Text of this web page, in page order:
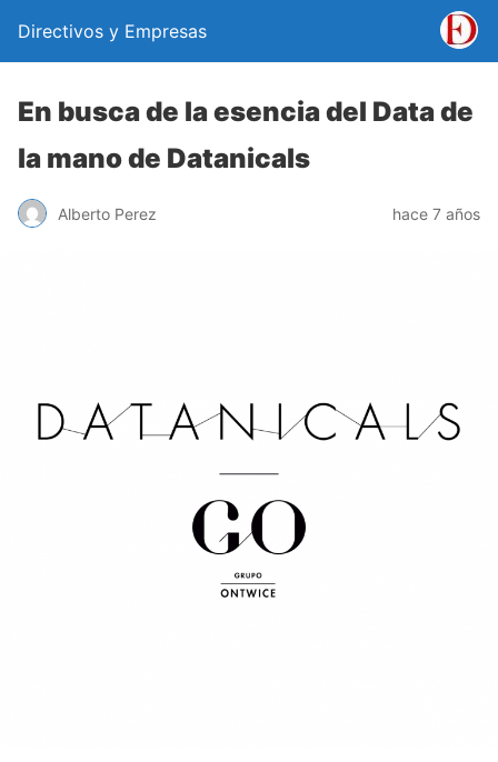
Directivos y Empresas
En busca de la esencia del Data de
la mano de Datanicals
Alberto Perez hace 7 años